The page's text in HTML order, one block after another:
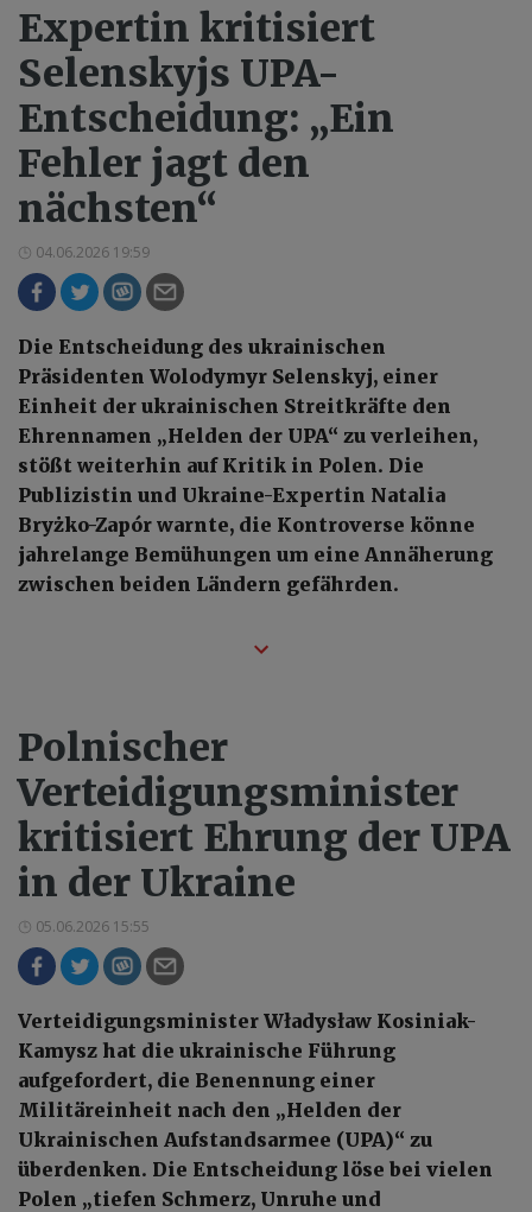
Expertin kritisiert
Selenskyjs UPA-
Entscheidung: „Ein
Fehler jagt den
nächsten“
04.06.2026 19:59
Die Entscheidung des ukrainischen
Präsidenten Wolodymyr Selenskyj, einer
Einheit der ukrainischen Streitkräfte den
Ehrennamen „Helden der UPA“ zu verleihen,
stößt weiterhin auf Kritik in Polen. Die
Publizistin und Ukraine-Expertin Natalia
Bryżko-Zapór warnte, die Kontroverse könne
jahrelange Bemühungen um eine Annäherung
zwischen beiden Ländern gefährden.
Polnischer
Verteidigungsminister
kritisiert Ehrung der UPA
in der Ukraine
05.06.2026 15:55
Verteidigungsminister Władysław Kosiniak-
Kamysz hat die ukrainische Führung
aufgefordert, die Benennung einer
Militäreinheit nach den „Helden der
Ukrainischen Aufstandsarmee (UPA)“ zu
überdenken. Die Entscheidung löse bei vielen
Polen „tiefen Schmerz, Unruhe und